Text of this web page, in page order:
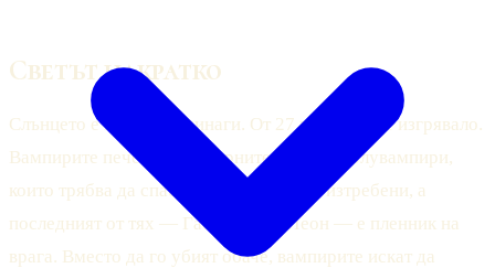
Светът накратко
Слънцето е залязло завинаги. От 27 години не е изгрявало.
Вампирите печелят. Сребърните светци (полувампири,
които трябва да спасят света) са почти изтребени, а
последният от тях — Габриел дьо Леон — е пленник на
врага. Вместо да го убият обаче, вампирите искат да